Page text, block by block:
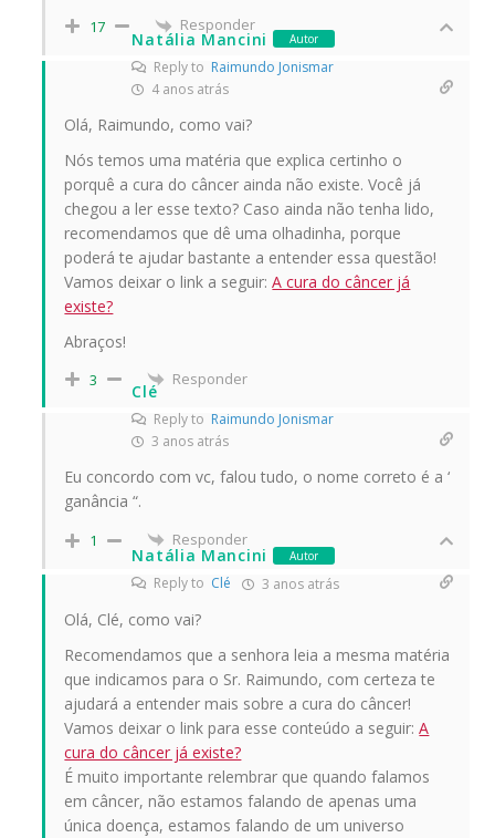
17 Responder
Natália Mancini Autor
Reply toRaimundo Jonismar
4 anos atrás
Olá, Raimundo, como vai?
Nós temos uma matéria que explica certinho o
porquê a cura do câncer ainda não existe. Você já
chegou a ler esse texto? Caso ainda não tenha lido,
recomendamos que dê uma olhadinha, porque
poderá te ajudar bastante a entender essa questão!
Vamos deixar o link a seguir:A cura do câncer já
existe?
Abraços!
3 Responder
Clé
Reply toRaimundo Jonismar
3 anos atrás
Eu concordo com vc, falou tudo, o nome correto é a ‘
ganância “.
1 Responder
Natália Mancini Autor
Reply to Clé 3 anos atrás
Olá, Clé, como vai?
Recomendamos que a senhora leia a mesma matéria
que indicamos para o Sr. Raimundo, com certeza te
ajudará a entender mais sobre a cura do câncer!
Vamos deixar o link para esse conteúdo a seguir:A
cura do câncer já existe?
É muito importante relembrar que quando falamos
em câncer, não estamos falando de apenas uma
única doença, estamos falando de um universo